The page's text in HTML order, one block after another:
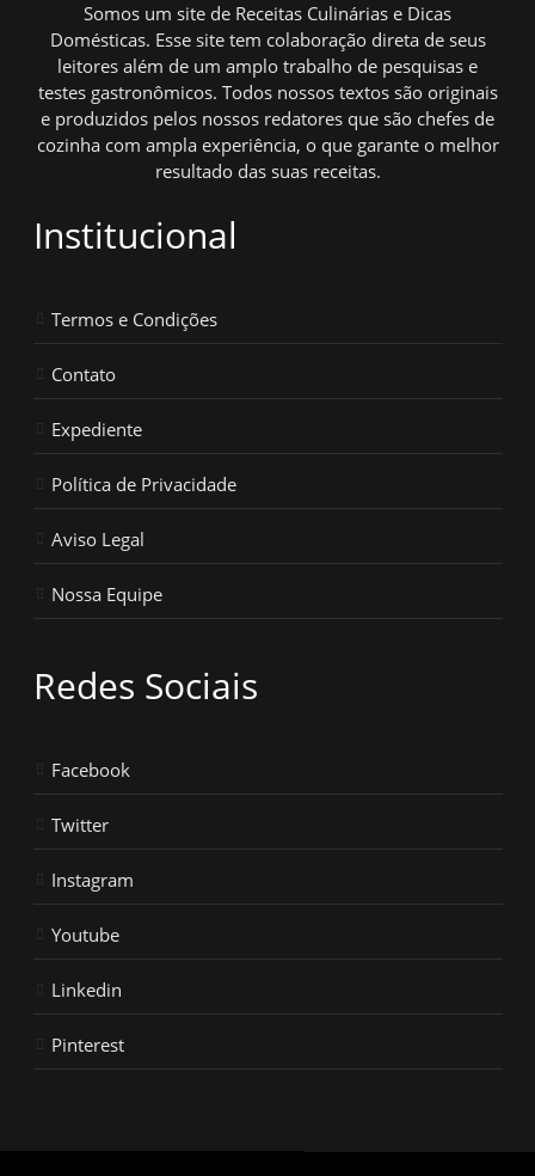
Somos um site de Receitas Culinárias e Dicas
Domésticas. Esse site tem colaboração direta de seus
leitores além de um amplo trabalho de pesquisas e
testes gastronômicos. Todos nossos textos são originais
e produzidos pelos nossos redatores que são chefes de
cozinha com ampla experiência, o que garante o melhor
resultado das suas receitas.
Institucional
Termos e Condições
Contato
Expediente
Política de Privacidade
Aviso Legal
Nossa Equipe
Redes Sociais
Facebook
Twitter
Instagram
Youtube
Linkedin
Pinterest